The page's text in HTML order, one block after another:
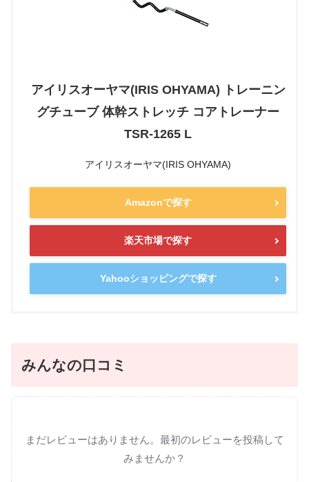
アイリスオーヤマ(IRIS OHYAMA) トレーニン
グチューブ 体幹ストレッチ コアトレーナー
TSR-1265 L
アイリスオーヤマ(IRIS OHYAMA)
Amazonで探す
楽天市場で探す
Yahooショッピングで探す
みんなの口コミ
まだレビューはありません。最初のレビューを投稿して
みませんか？